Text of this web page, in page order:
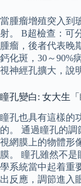
當腫瘤增殖突入到
射。 B超檢查：可
腫瘤，後者代表晚
鈣化斑，30～90%
視神經孔擴大，說
瞳孔變白: 女大生
瞳孔也具有這樣的
的。 通過瞳孔的
視網膜上的物體形
膜。 瞳孔雖然不
學系統當中起着重
出反應，調節進入